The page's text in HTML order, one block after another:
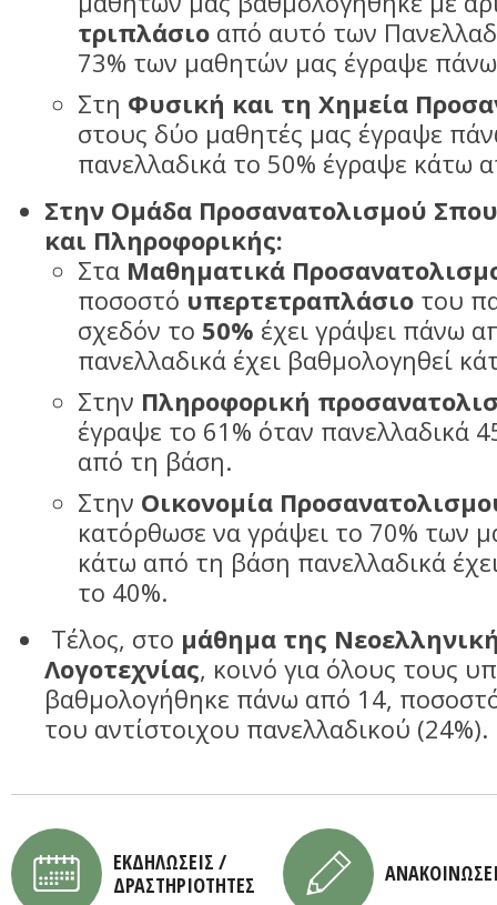
τριπλάσιο από αυτό των
73% των μαθητών μας έγραψε
Στη Φυσική και τη Χημεία
στους δύο μαθητές μας έγραψε
πανελλαδικά το 50% έγραψε κάτω
Στην Ομάδα Προσανατολισμού
και Πληροφορικής:
Στα Μαθηματικά
ποσοστό υπερτετραπλάσιο του
σχεδόν το 50% έχει γράψει πάνω
πανελλαδικά έχει βαθμολογηθεί
Στην Πληροφορική
έγραψε το 61% όταν πανελλαδικά
από τη βάση.
Στην Οικονομία
κατόρθωσε να γράψει το 70% των
κάτω από τη βάση πανελλαδικά
το 40%.
Τέλος, στο μάθημα της
Λογοτεχνίας, κοινό για όλους τους
βαθμολογήθηκε πάνω από 14,
του αντίστοιχου πανελλαδικού (24%).
ΕΚΔΗΛΩΣΕΙΣ /
ΔΡΑΣΤΗΡΙΟΤΗΤΕΣ